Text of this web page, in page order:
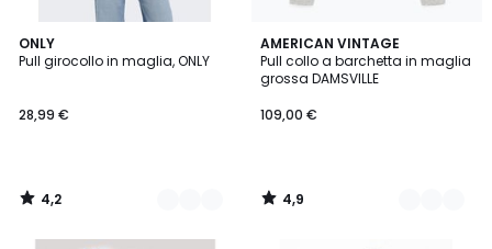
ONLY
Pull girocollo in maglia, ONLY
28,99 €
4,2
/ 5
3
Colori
4,2
/
AMERICAN VINTAGE
Pull collo a barchetta in maglia
grossa DAMSVILLE
109,00 €
4,9
/ 5
3
Colori
4,9
/